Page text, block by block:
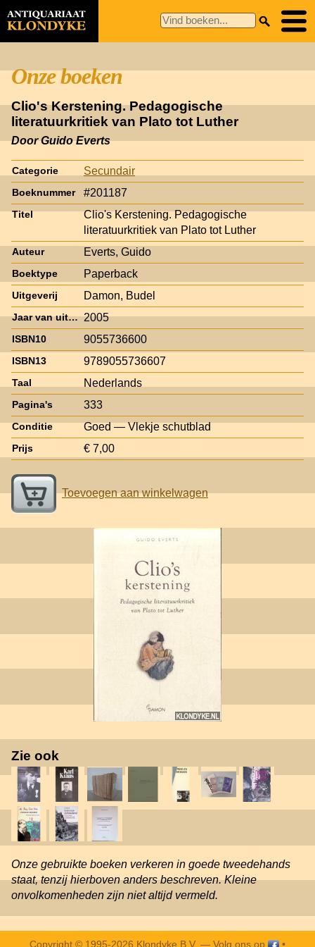
Onze boeken
Clio's Kerstening. Pedagogische
literatuurkritiek van Plato tot Luther
Door Guido Everts
Categorie Secundair
Boeknummer #201187
Titel
Clio's Kerstening. Pedagogische
literatuurkritiek van Plato tot Luther
Auteur Everts, Guido
Boektype Paperback
Uitgeverij Damon, Budel
Jaar van uitgave 2005
ISBN10 9055736600
ISBN13 9789055736607
Taal Nederlands
Pagina's 333
Conditie Goed — Vlekje schutblad
Prijs € 7,00
Toevoegen aan winkelwagen
Zie ook
Onze gebruikte boeken verkeren in goede tweedehands
staat, tenzij hierboven anders beschreven. Kleine
onvolkomenheden zijn niet altijd vermeld.
Copyright © 1995-2026 Klondyke B.V. — Volg ons op •